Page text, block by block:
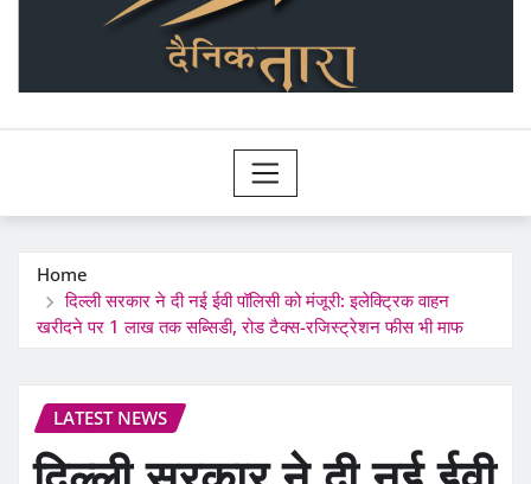
Home
दिल्ली सरकार ने दी नई ईवी पॉलिसी को मंजूरी: इलेक्ट्रिक वाहन
खरीदने पर 1 लाख तक सब्सिडी, रोड टैक्स-रजिस्ट्रेशन फीस भी माफ
LATEST NEWS